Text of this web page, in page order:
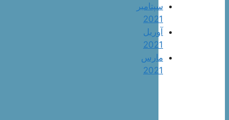
سپتامبر
2021
آوریل
2021
مارس
2021